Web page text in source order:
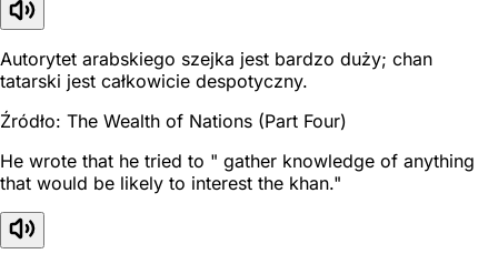
Autorytet arabskiego szejka jest bardzo duży; chan
tatarski jest całkowicie despotyczny.
Źródło: The Wealth of Nations (Part Four)
He wrote that he tried to " gather knowledge of anything
that would be likely to interest the khan."